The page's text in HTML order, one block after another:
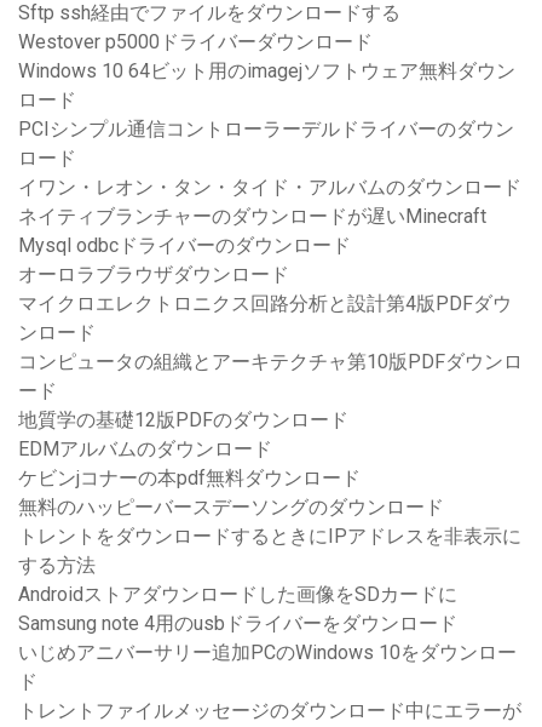
Sftp ssh経由でファイルをダウンロードする
Westover p5000ドライバーダウンロード
Windows 10 64ビット用のimagejソフトウェア無料ダウン
ロード
PCIシンプル通信コントローラーデルドライバーのダウン
ロード
イワン・レオン・タン・タイド・アルバムのダウンロード
ネイティブランチャーのダウンロードが遅いMinecraft
Mysql odbcドライバーのダウンロード
オーロラブラウザダウンロード
マイクロエレクトロニクス回路分析と設計第4版PDFダウ
ンロード
コンピュータの組織とアーキテクチャ第10版PDFダウンロ
ード
地質学の基礎12版PDFのダウンロード
EDMアルバムのダウンロード
ケビンjコナーの本pdf無料ダウンロード
無料のハッピーバースデーソングのダウンロード
トレントをダウンロードするときにIPアドレスを非表示に
する方法
Androidストアダウンロードした画像をSDカードに
Samsung note 4用のusbドライバーをダウンロード
いじめアニバーサリー追加PCのWindows 10をダウンロー
ド
トレントファイルメッセージのダウンロード中にエラーが